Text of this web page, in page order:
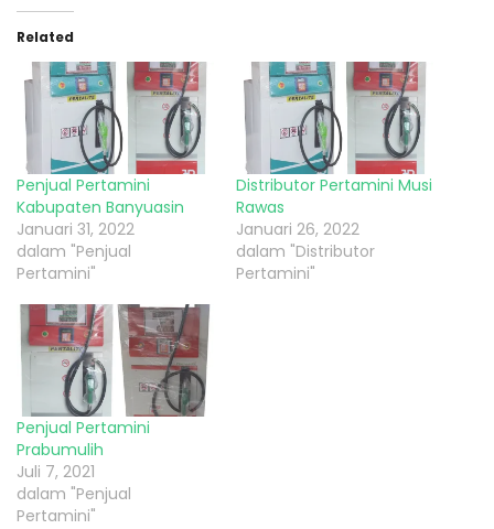
Related
Penjual Pertamini
Kabupaten Banyuasin
Januari 31, 2022
dalam "Penjual
Pertamini"
Distributor Pertamini Musi
Rawas
Januari 26, 2022
dalam "Distributor
Pertamini"
Penjual Pertamini
Prabumulih
Juli 7, 2021
dalam "Penjual
Pertamini"